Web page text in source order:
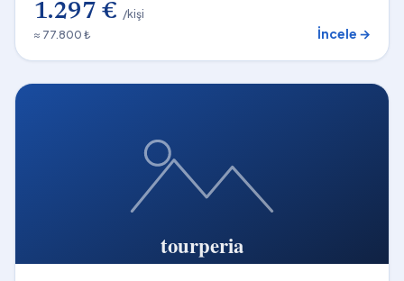
1.297 € /kişi
≈ 77.800 ₺
İncele →